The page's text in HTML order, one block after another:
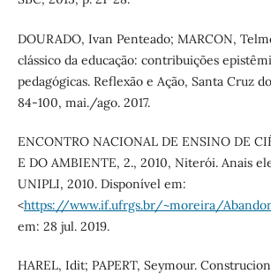
DOURADO, Ivan Penteado; MARCON,
clássico da educação: contribuições
pedagógicas. Reflexão e Ação, Santa Cruz
84-100, mai./ago. 2017.
ENCONTRO NACIONAL DE ENSINO DE
E DO AMBIENTE, 2., 2010, Niterói. Anais
UNIPLI, 2010. Disponível em:
<https://www.if.ufrgs.br/~moreira/
em: 28 jul. 2019.
HAREL, Idit; PAPERT, Seymour.